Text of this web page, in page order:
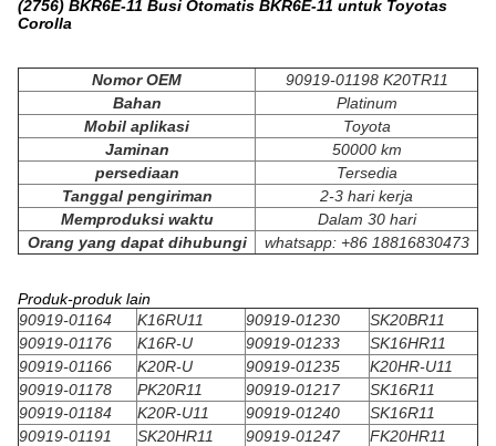
(2756) BKR6E-11 Busi Otomatis BKR6E-11 untuk Toyotas
Corolla
Nomor OEM
90919-01198 K20TR11
Bahan
Platinum
Mobil aplikasi
Toyota
Jaminan
50000 km
persediaan
Tersedia
Tanggal pengiriman
2-3 hari kerja
Memproduksi waktu
Dalam 30 hari
Orang yang dapat dihubungi
whatsapp: +86 18816830473
Produk-produk lain
90919-01164
K16RU11 90919-01230
SK20BR11
90919-01176
K16R-U 90919-01233
SK16HR11
90919-01166
K20R-U 90919-01235
K20HR-U11
90919-01178
PK20R11 90919-01217
SK16R11
90919-01184
K20R-U11 90919-01240
SK16R11
90919-01191
SK20HR11 90919-01247
FK20HR11